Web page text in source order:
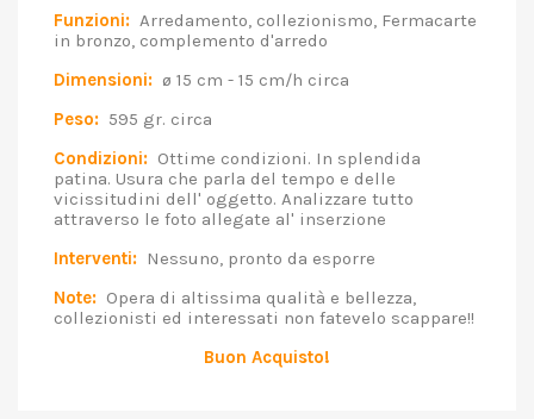
Funzioni: Arredamento, collezionismo, Fermacarte
in bronzo, complemento d'arredo
Dimensioni: ø 15 cm - 15 cm/h circa
Peso: 595 gr. circa
Condizioni: Ottime condizioni. In splendida
patina. Usura che parla del tempo e delle
vicissitudini dell' oggetto. Analizzare tutto
attraverso le foto allegate al' inserzione
Interventi: Nessuno, pronto da esporre
Note: Opera di altissima qualità e bellezza,
collezionisti ed interessati non fatevelo scappare!!
Buon Acquisto!